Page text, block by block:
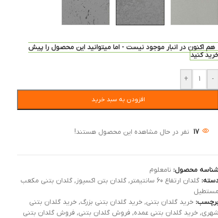
هم اکنون در انبار موجود نیست - اما میتوانید این محصول را پیش
کنید
-
+
افزودن به سبد خرید
17 نفر در حال مشاهده این محصول هستند!
محصول: نامعلوم
گلدان ارتفاع 60 سانتیمتر , گلدان بتن اکسپوز, گلدان بتنی مکعب
مستطیل
خرید گلدان بتنی, خرید گلدان بتنی بزرگ, خرید گلدان بتنی
شهری, خرید گلدان بتنی عمده, فروش گلدان بتنی, فروش گلدان بتنی